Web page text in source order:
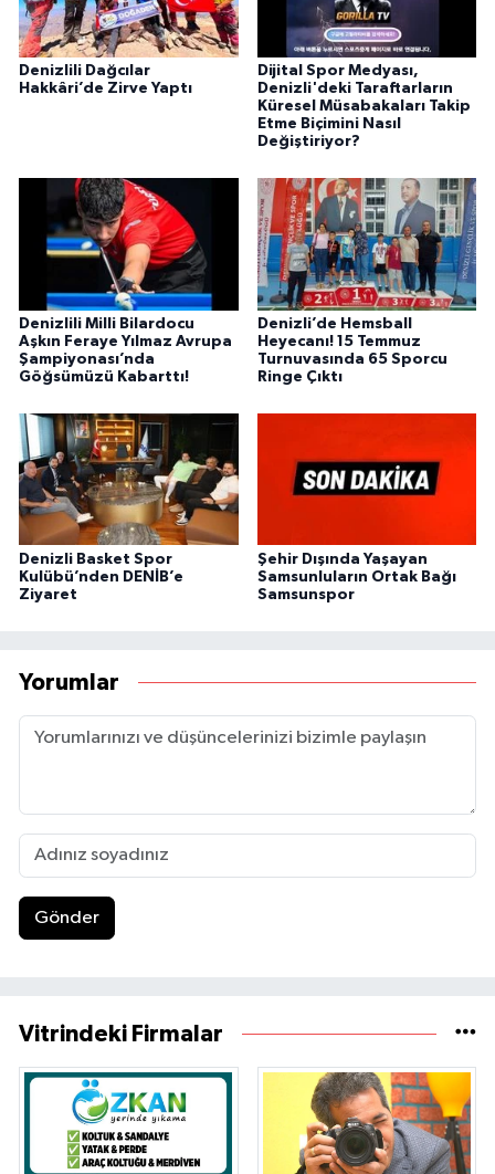
Denizlili Dağcılar
Hakkâri’de Zirve Yaptı
Dijital Spor Medyası,
Denizli'deki Taraftarların
Küresel Müsabakaları Takip
Etme Biçimini Nasıl
Değiştiriyor?
Denizlili Milli Bilardocu
Aşkın Feraye Yılmaz Avrupa
Şampiyonası’nda
Göğsümüzü Kabarttı!
Denizli’de Hemsball
Heyecanı! 15 Temmuz
Turnuvasında 65 Sporcu
Ringe Çıktı
Denizli Basket Spor
Kulübü’nden DENİB’e
Ziyaret
Şehir Dışında Yaşayan
Samsunluların Ortak Bağı
Samsunspor
Yorumlar
Gönder
Vitrindeki Firmalar